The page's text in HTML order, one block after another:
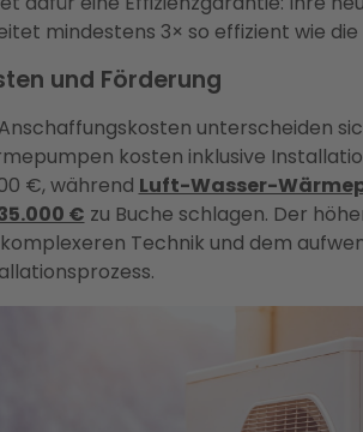
mindestens 3× so effizient wie die
und Förderung
unterscheiden
kosten inklusive
€, während Luft-Wasser-
€ zu Buche schlagen. Der
Technik und dem